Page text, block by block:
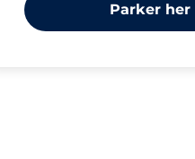
Parker her